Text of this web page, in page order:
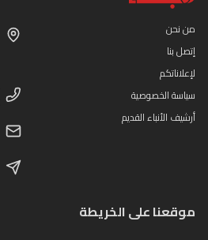
من نحن
إتصل بنا
لإعلاناتكم
سياسة الخصوصية
أرشيف الأنباء القديم
موقعنا على الخريطة